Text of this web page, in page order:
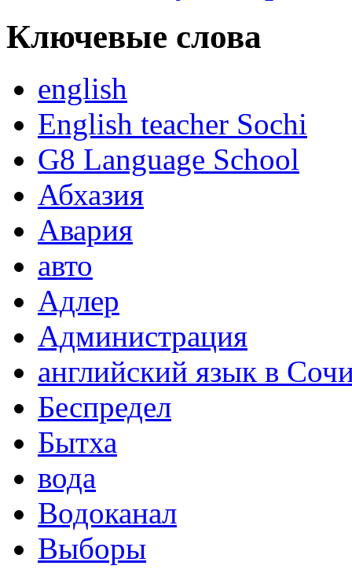
Ключевые слова
english
English teacher Sochi
G8 Language School
Абхазия
Авария
авто
Адлер
Администрация
английский язык в
Беспредел
Бытха
вода
Водоканал
Выборы